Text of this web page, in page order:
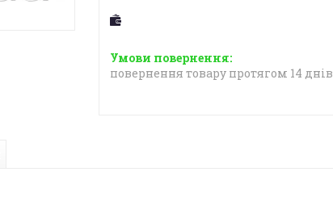
повернення товару протягом 14 днів